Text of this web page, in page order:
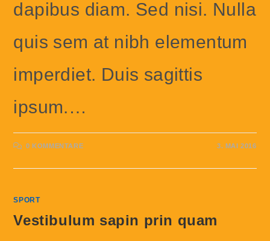
dapibus diam. Sed nisi. Nulla
quis sem at nibh elementum
imperdiet. Duis sagittis
ipsum.…
0 KOMMENTARE 3. MAI 2016
SPORT
Vestibulum sapin prin quam